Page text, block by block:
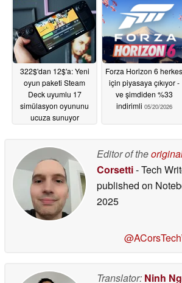
322$'dan 12$'a: Yeni
oyun paketi Steam
Deck uyumlu 17
simülasyon oyununu
ucuza sunuyor
Forza Horizon 6 herkes
için piyasaya çıkıyor -
ve şimdiden %33
indirimli 05/20/2026
Editor of the
Corsetti- Tech
published on
2025
Translator: Ninh